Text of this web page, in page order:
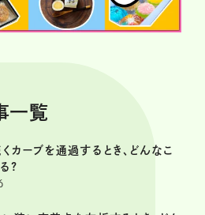
一覧
カーブを通過するとき、どんなこ
?